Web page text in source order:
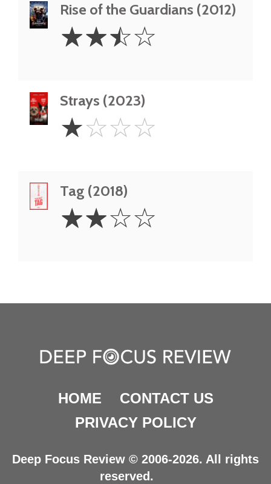
Rise of the Guardians (2012)
2.5
Stars
☆☆☆☆
Strays (2023)
Star
☆☆☆☆
Tag (2018)
Stars
☆☆☆☆
HOME
CONTACT US
PRIVACY POLICY
Deep Focus Review © 2006-2026. All rights
reserved.